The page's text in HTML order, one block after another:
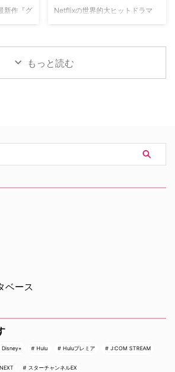
は、家族
息発作に
ービス「プレミアTVパック」の
ないクライムドキュメンタリーを
新作『グ
るスタイ
からの絶
ッチー監
クシーで
プ・バデ
カ海軍 …
Netflixの世界的大ヒットドラマ
をとる予定だった英語版スピンオ
フ『Heckler（仮題）』の企画開
発が中止されたことが明らかにな
った。一時は同フランチャイズ初
ThePlaylistが報じている。 デヴ
ィッド・フィンチャーが進めてい
2024年、フィンチャーがNetf …
もっと読む
ベース
Disney+ Hulu Huluプレミア J:COM STREAM
スターチャンネルEX